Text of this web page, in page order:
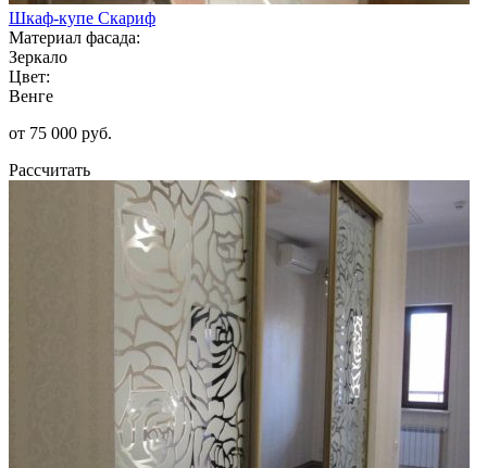
Шкаф-купе Скариф
Материал фасада:
Зеркало
Цвет:
Венге
от 75 000 руб.
Рассчитать